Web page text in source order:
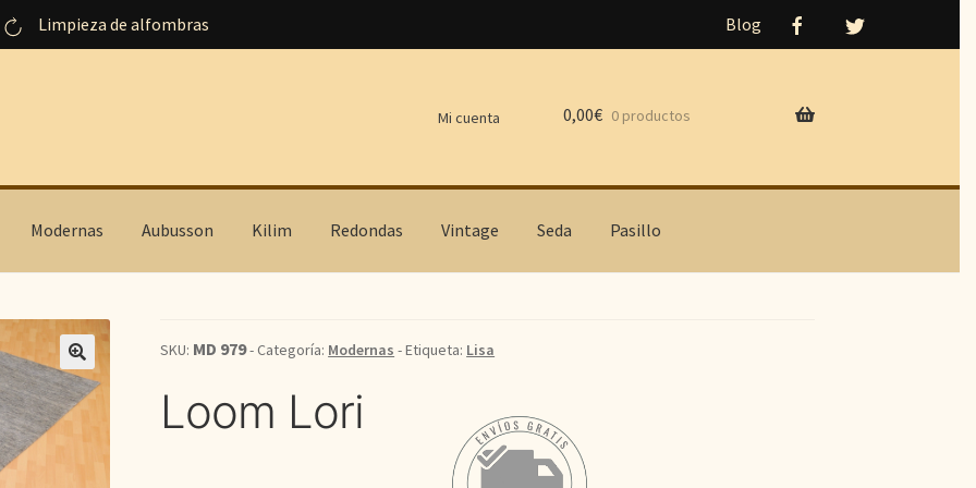
Limpieza de alfombras Blog
Mi cuenta
Modernas Aubusson Kilim Redondas Vintage Seda Pasillo
0,00€ 0 productos
SKU: MD 979- Categoría: Modernas - Etiqueta: Lisa
Loom Lori